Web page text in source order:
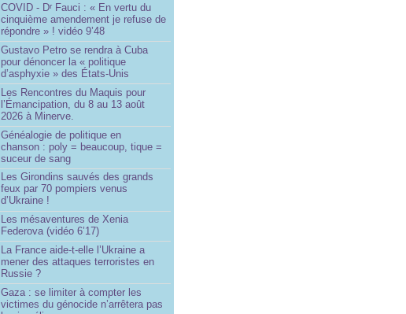
COVID - Dr Fauci : « En vertu du
cinquième amendement je refuse de
répondre » ! vidéo 9’48
Gustavo Petro se rendra à Cuba
pour dénoncer la « politique
d’asphyxie » des États-Unis
Les Rencontres du Maquis pour
l’Émancipation, du 8 au 13 août
2026 à Minerve.
Généalogie de politique en
chanson : poly = beaucoup, tique =
suceur de sang
Les Girondins sauvés des grands
feux par 70 pompiers venus
d’Ukraine !
Les mésaventures de Xenia
Federova (vidéo 6’17)
La France aide-t-elle l’Ukraine a
mener des attaques terroristes en
Russie ?
Gaza : se limiter à compter les
victimes du génocide n’arrêtera pas